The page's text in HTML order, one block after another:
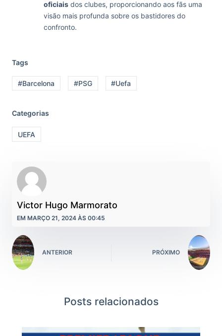
oficiais dos clubes, proporcionando aos fãs uma
visão mais profunda sobre os bastidores do
confronto.
Tags
#Barcelona #PSG #Uefa
Categorias
UEFA
Victor Hugo Marmorato
EM MARÇO 21, 2024 ÀS 00:45
ANTERIOR PRÓXIMO
Posts relacionados